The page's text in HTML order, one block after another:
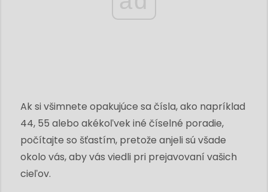
Ak si všimnete opakujúce sa čísla, ako napríklad
44, 55 alebo akékoľvek iné číselné poradie,
počítajte so šťastím, pretože anjeli sú všade
okolo vás, aby vás viedli pri prejavovaní vašich
cieľov.